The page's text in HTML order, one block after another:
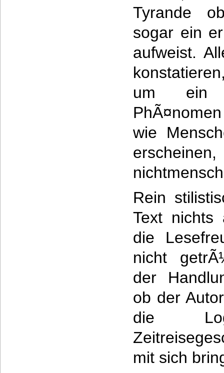
Tyrande
sogar ein
aufweist.
um ein
wie
Rein
Text nichts
die
nicht
der
ob der
die
mit sich